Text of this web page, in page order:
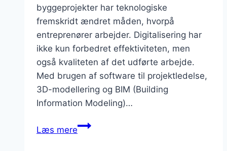
byggeprojekter har teknologiske
fremskridt ændret måden, hvorpå
entreprenører arbejder. Digitalisering har
ikke kun forbedret effektiviteten, men
også kvaliteten af det udførte arbejde.
Med brugen af software til projektledelse,
3D-modellering og BIM (Building
Information Modeling)…
Læs mereDigitaliseringens